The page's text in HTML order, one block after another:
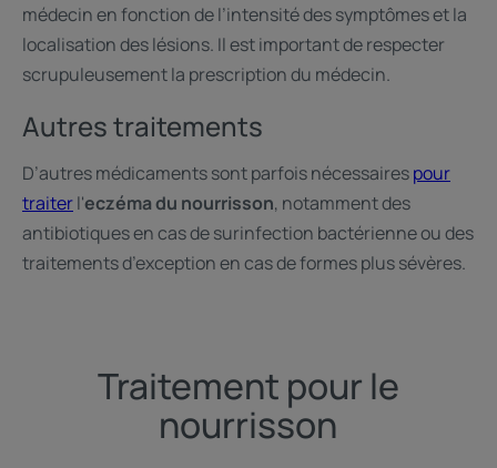
médecin en fonction de l’intensité des symptômes et la
localisation des lésions. Il est important de respecter
scrupuleusement la prescription du médecin.
Autres traitements
D’autres médicaments sont parfois nécessairespour
traiterl'eczéma du nourrisson, notamment des
antibiotiques en cas de surinfection bactérienne ou des
traitements d’exception en cas de formes plus sévères.
Traitement pour le
nourrisson